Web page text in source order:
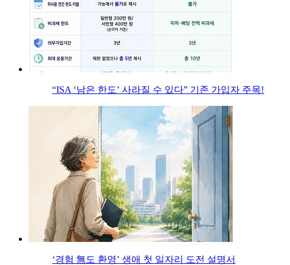
“ISA ‘남은 한도’ 사라질 수 있다” 기존 가입자 주목!
‘경험 無도 환영’ 생애 첫 일자리 도전 설명서